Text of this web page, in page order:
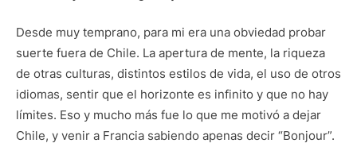
Desde muy temprano, para mi era una obviedad probar
suerte fuera de Chile. La apertura de mente, la riqueza
de otras culturas, distintos estilos de vida, el uso de otros
idiomas, sentir que el horizonte es infinito y que no hay
límites. Eso y mucho más fue lo que me motivó a dejar
Chile, y venir a Francia sabiendo apenas decir “Bonjour”.